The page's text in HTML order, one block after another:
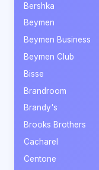
Bershka
Beymen
Beymen Business
Beymen Club
Bisse
Brandroom
Brandy's
Brooks Brothers
Cacharel
Centone